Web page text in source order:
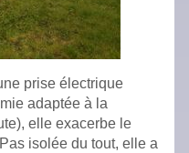
prise électrique
adaptée à la
elle exacerbe le
isolée du tout, elle a